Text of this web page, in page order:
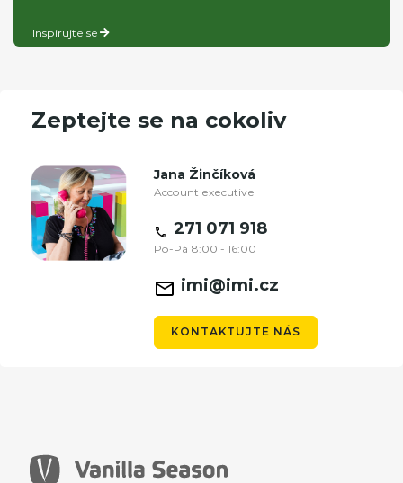
Inspirujte se
Zeptejte se na cokoliv
Jana Žinčíková
Account executive
271 071 918
Po-Pá 8:00 - 16:00
imi@imi.cz
KONTAKTUJTE NÁS